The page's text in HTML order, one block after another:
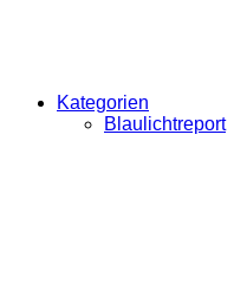
Kategorien
Blaulichtreport